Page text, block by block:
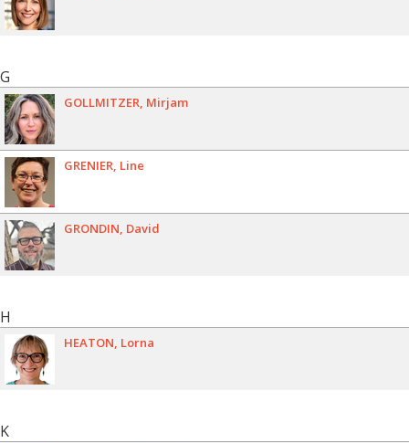
G
GOLLMITZER Mirjam
GRENIER Line
GRONDIN David
H
HEATON Lorna
K